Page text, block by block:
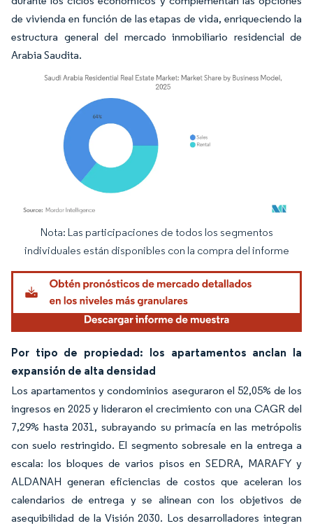
de vivienda en función de las etapas de vida, enriqueciendo la
estructura general del mercado inmobiliario residencial de
Arabia Saudita.
Imagen © Mordor Intelligence. El uso requiere atribución según CC BY 4.0.
Nota: Las participaciones de todos los segmentos
individuales están disponibles con la compra del informe
Por tipo de propiedad: los apartamentos anclan la
expansión de alta densidad
Los apartamentos y condominios aseguraron el 52,05% de los
ingresos en 2025 y lideraron el crecimiento con una CAGR del
7,29% hasta 2031, subrayando su primacía en las metrópolis
con suelo restringido. El segmento sobresale en la entrega a
escala: los bloques de varios pisos en SEDRA, MARAFY y
ALDANAH generan eficiencias de costos que aceleran los
calendarios de entrega y se alinean con los objetivos de
asequibilidad de la Visión 2030. Los desarrolladores integran